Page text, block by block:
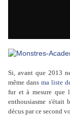
Si, avant que 2013
même dans ma liste
fur et à mesure que
enthousiasme s'était
décus par ce second